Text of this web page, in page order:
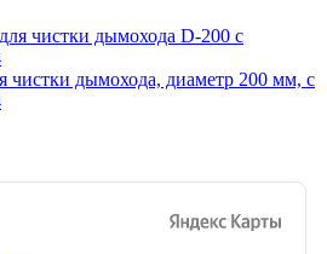
чистки дымохода, диаметр 200 мм, с